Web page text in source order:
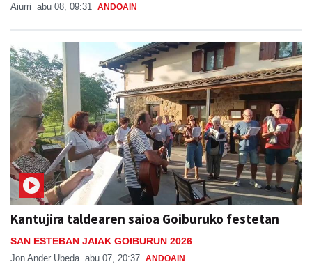
Aiurri abu 08, 09:31 ANDOAIN
Kantujira taldearen saioa Goiburuko festetan
SAN ESTEBAN JAIAK GOIBURUN 2026
Jon Ander Ubeda abu 07, 20:37 ANDOAIN